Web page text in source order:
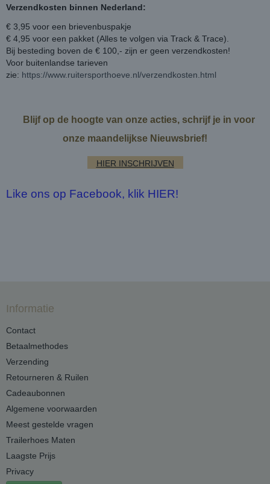
Verzendkosten binnen Nederland:
€ 3,95 voor een brievenbuspakje
€ 4,95 voor een pakket (Alles te volgen via Track & Trace).
Bij besteding boven de € 100,- zijn er geen verzendkosten!
Voor buitenlandse tarieven
zie: https://www.ruitersporthoeve.nl/verzendkosten.html
Blijf op de hoogte van onze acties, schrijf je in voor
onze maandelijkse Nieuwsbrief!
HIER INSCHRIJVEN
Like ons op Facebook, klik HIER!
Informatie
Contact
Betaalmethodes
Verzending
Retourneren & Ruilen
Cadeaubonnen
Algemene voorwaarden
Meest gestelde vragen
Trailerhoes Maten
Laagste Prijs
Privacy